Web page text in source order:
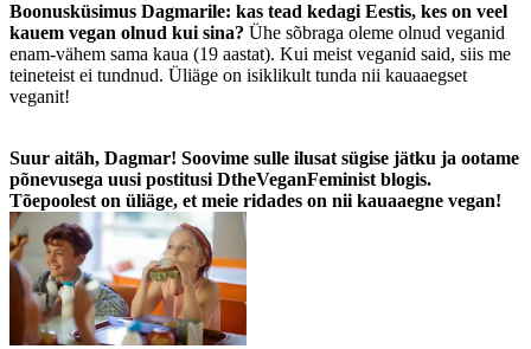
Boonusküsimus Dagmarile: kas tead kedagi Eestis, kes on veel
kauem vegan olnud kui sina? Ühe sõbraga oleme olnud veganid
enam-vähem sama kaua (19 aastat). Kui meist veganid said, siis me
teineteist ei tundnud. Üliäge on isiklikult tunda nii kauaaegset
veganit!
Suur aitäh, Dagmar! Soovime sulle ilusat sügise jätku ja ootame
põnevusega uusi postitusi DtheVeganFeminist blogis.
Tõepoolest on üliäge, et meie ridades on nii kauaaegne vegan!